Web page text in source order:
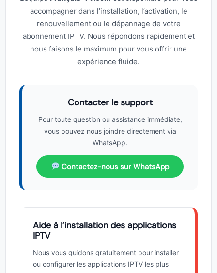
accompagner dans l’installation, l’activation, le
renouvellement ou le dépannage de votre
abonnement IPTV. Nous répondons rapidement et
nous faisons le maximum pour vous offrir une
expérience fluide.
Contacter le support
Pour toute question ou assistance immédiate,
vous pouvez nous joindre directement via
WhatsApp.
Contactez-nous sur WhatsApp
Aide à l’installation des applications
IPTV
Nous vous guidons gratuitement pour installer
ou configurer les applications IPTV les plus